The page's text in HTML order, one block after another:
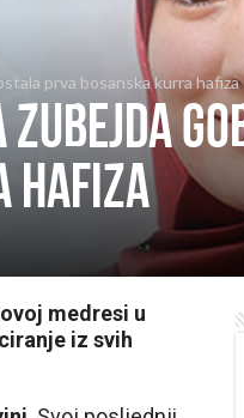
prva bosanska kurra hafiza
hafiza
medresi u
iz svih